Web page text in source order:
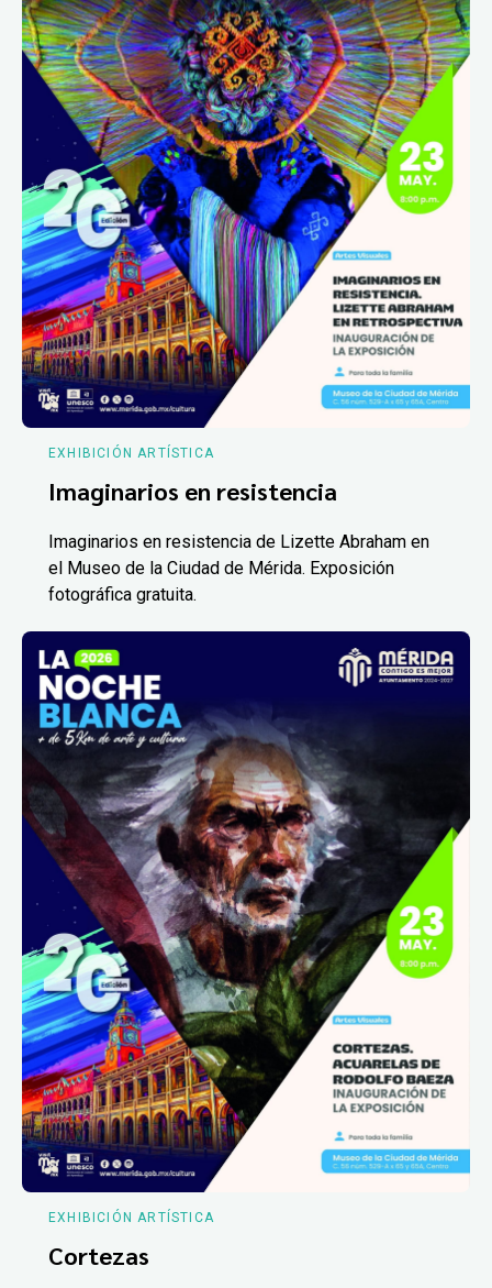
EXHIBICIÓN ARTÍSTICA
Imaginarios en resistencia
Imaginarios en resistencia de Lizette Abraham en
el Museo de la Ciudad de Mérida. Exposición
fotográfica gratuita.
EXHIBICIÓN ARTÍSTICA
Cortezas